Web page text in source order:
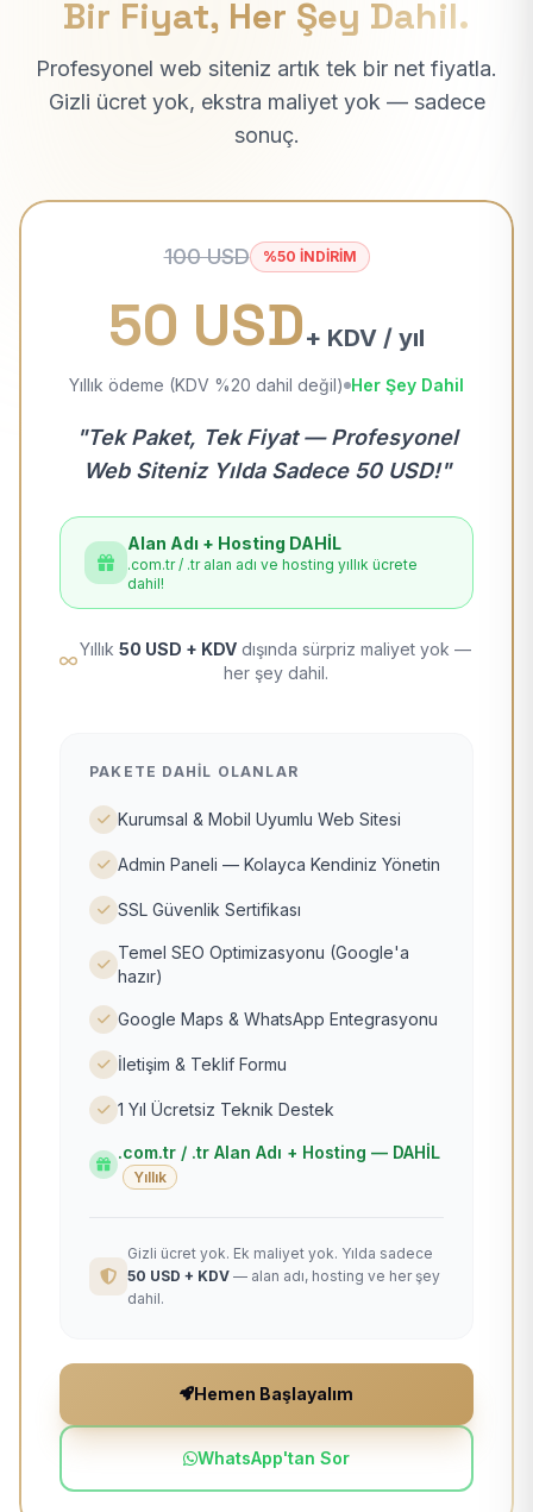
Bir Fiyat, Her Şey Dahil.
Profesyonel web siteniz artık tek bir net fiyatla.
Gizli ücret yok, ekstra maliyet yok — sadece
sonuç.
100 USD %50 İNDİRİM
50 USD+ KDV / yıl
Yıllık ödeme (KDV %20 dahil değil) Her Şey Dahil
"Tek Paket, Tek Fiyat — Profesyonel
Web Siteniz Yılda Sadece 50 USD!"
Alan Adı + Hosting DAHİL
.com.tr / .tr alan adı ve hosting yıllık ücrete
dahil!
Yıllık 50 USD + KDV dışında sürpriz maliyet yok —
her şey dahil.
PAKETE DAHIL OLANLAR
Kurumsal & Mobil Uyumlu Web Sitesi
Admin Paneli — Kolayca Kendiniz Yönetin
SSL Güvenlik Sertifikası
Temel SEO Optimizasyonu (Google'a
hazır)
Google Maps & WhatsApp Entegrasyonu
İletişim & Teklif Formu
1 Yıl Ücretsiz Teknik Destek
.com.tr / .tr Alan Adı + Hosting — DAHİL
Yıllık
Gizli ücret yok. Ek maliyet yok. Yılda sadece
50 USD + KDV — alan adı, hosting ve her şey
dahil.
Hemen Başlayalım
WhatsApp'tan Sor